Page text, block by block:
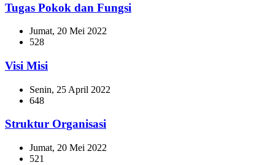
Tugas Pokok dan Fungsi
Jumat, 20 Mei 2022
528
Visi Misi
Senin, 25 April 2022
648
Struktur Organisasi
Jumat, 20 Mei 2022
521